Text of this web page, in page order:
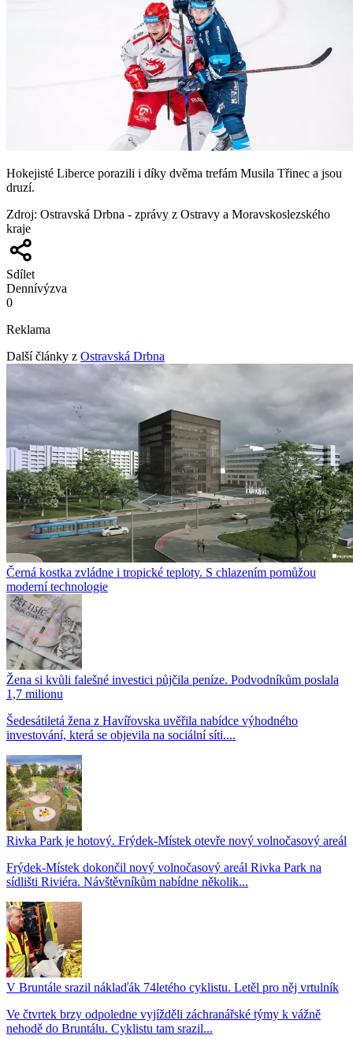
Hokejisté Liberce porazili i díky dvěma trefám Musila Třinec a jsou
druzí.
Zdroj: Ostravská Drbna - zprávy z Ostravy a Moravskoslezského
kraje
Sdílet
Dennívýzva
0
Reklama
Další články z Ostravská Drbna
Černá kostka zvládne i tropické teploty. S chlazením pomůžou
moderní technologie
Žena si kvůli falešné investici půjčila peníze. Podvodníkům poslala
1,7 milionu
Šedesátiletá žena z Havířovska uvěřila nabídce výhodného
investování, která se objevila na sociální síti....
Rivka Park je hotový. Frýdek-Místek otevře nový volnočasový areál
Frýdek-Místek dokončil nový volnočasový areál Rivka Park na
sídlišti Riviéra. Návštěvníkům nabídne několik...
V Bruntále srazil náklaďák 74letého cyklistu. Letěl pro něj vrtulník
Ve čtvrtek brzy odpoledne vyjížděli záchranářské týmy k vážně
nehodě do Bruntálu. Cyklistu tam srazil...